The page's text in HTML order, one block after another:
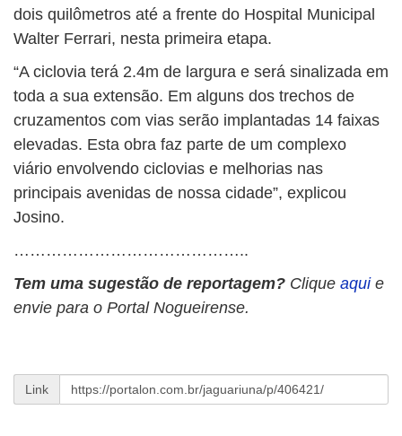
dois quilômetros até a frente do Hospital Municipal
Walter Ferrari, nesta primeira etapa.
“A ciclovia terá 2.4m de largura e será sinalizada em
toda a sua extensão. Em alguns dos trechos de
cruzamentos com vias serão implantadas 14 faixas
elevadas. Esta obra faz parte de um complexo
viário envolvendo ciclovias e melhorias nas
principais avenidas de nossa cidade”, explicou
Josino.
……………………………………..
Tem uma sugestão de reportagem? Clique aqui e
envie para o Portal Nogueirense.
Link